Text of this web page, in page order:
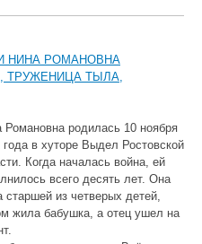
НИНА РОМАНОВНА
ТРУЖЕНИЦА ТЫЛА,
Романовна родилась 10 ноября
года в хуторе Выдел Ростовской
Когда началась война, ей
всего десять лет. Она
старшей из четверых детей,
жила бабушка, а отец ушел на